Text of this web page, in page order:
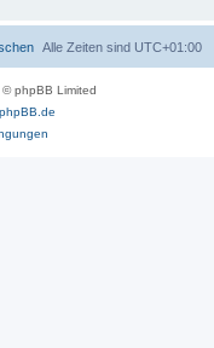
Alle Zeiten sind UTC+01:00
phpBB Limited
phpBB.de